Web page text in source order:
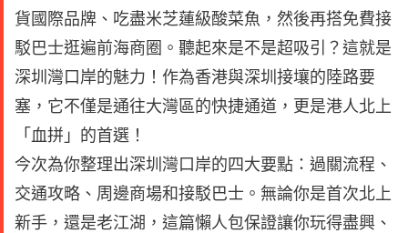
貨國際品牌、吃盡米芝蓮級酸菜魚，然後再搭免費接
駁巴士逛遍前海商圈。聽起來是不是超吸引？這就是
深圳灣口岸的魅力！作為香港與深圳接壤的陸路要
塞，它不僅是通往大灣區的快捷通道，更是港人北上
「血拼」的首選！
今次為你整理出深圳灣口岸的四大要點：過關流程、
交通攻略、周邊商場和接駁巴士。無論你是首次北上
新手，還是老江湖，這篇懶人包保證讓你玩得盡興、